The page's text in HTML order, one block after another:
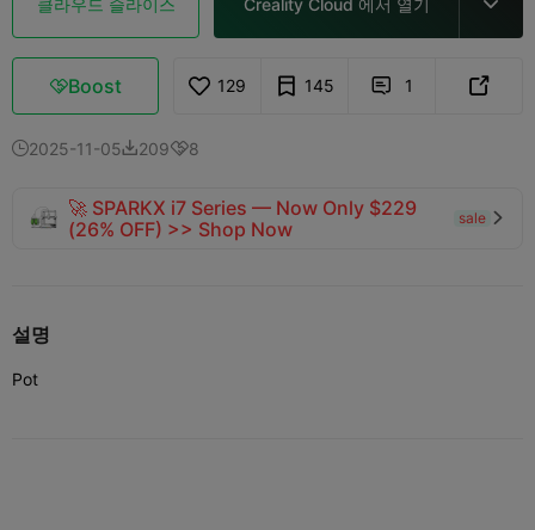

Boost 129 145  1 
2025-11-052098
🚀 SPARKX i7 Series — Now Only $229
(26% OFF) >> Shop Now
sale 
설명
Pot